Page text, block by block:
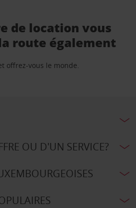
de location vous
route également
offrez-vous le monde.
OU D'UN SERVICE?